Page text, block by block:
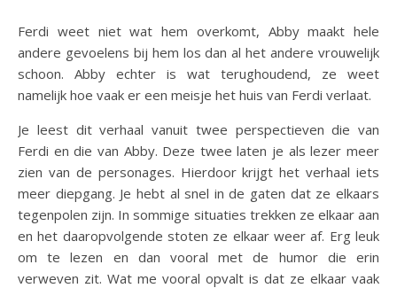
Ferdi weet niet wat hem overkomt, Abby maakt hele
andere gevoelens bij hem los dan al het andere vrouwelijk
schoon. Abby echter is wat terughoudend, ze weet
namelijk hoe vaak er een meisje het huis van Ferdi verlaat.
Je leest dit verhaal vanuit twee perspectieven die van
Ferdi en die van Abby. Deze twee laten je als lezer meer
zien van de personages. Hierdoor krijgt het verhaal iets
meer diepgang. Je hebt al snel in de gaten dat ze elkaars
tegenpolen zijn. In sommige situaties trekken ze elkaar aan
en het daaropvolgende stoten ze elkaar weer af. Erg leuk
om te lezen en dan vooral met de humor die erin
verweven zit. Wat me vooral opvalt is dat ze elkaar vaak